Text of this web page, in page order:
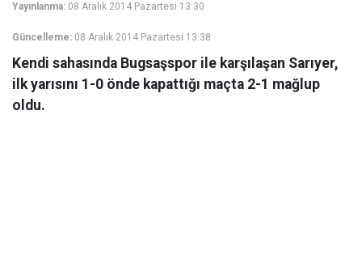
Yayınlanma: 08 Aralık 2014 Pazartesi 13:30
Güncelleme: 08 Aralık 2014 Pazartesi 13:38
Kendi sahasında Bugsaşspor ile karşılaşan Sarıyer,
ilk yarısını 1-0 önde kapattığı maçta 2-1 mağlup
oldu.